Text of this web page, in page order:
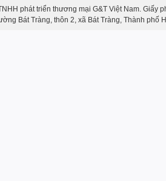
phát triển thương mại G&T Việt Nam. Giấy
Bát Tràng, thôn 2, xã Bát Tràng, Thành phố